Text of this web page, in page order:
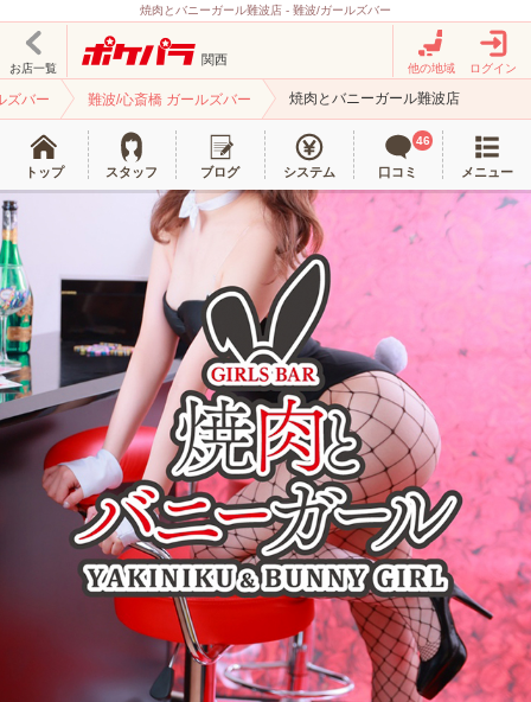
焼肉とバニーガール難波店 - 難波/ガールズバー
お店一覧
関西
他の地域 ログイン
ズバー 難波/心斎橋 ガールズバー 焼肉とバニーガール難波店
トップ スタッフ ブログ システム 口コミ
46
メニュー